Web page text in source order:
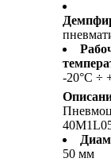
-20°C ÷
50 мм